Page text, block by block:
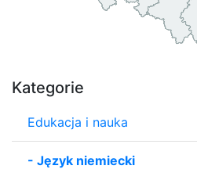
Kategorie
Edukacja i nauka
- Język niemiecki